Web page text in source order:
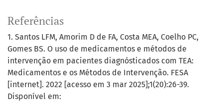
Referências
1. Santos LFM, Amorim D de FA, Costa MEA, Coelho PC,
Gomes BS. O uso de medicamentos e métodos de
intervenção em pacientes diagnósticados com TEA:
Medicamentos e os Métodos de Intervenção. FESA
[internet]. 2022 [acesso em 3 mar 2025];1(20):26-39.
Disponível em: